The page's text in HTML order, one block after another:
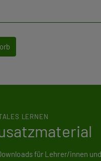
LERNEN
für Lehrer/innen